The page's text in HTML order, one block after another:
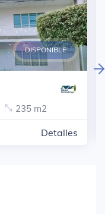
DISPONIBLE
235 m2
Detalles